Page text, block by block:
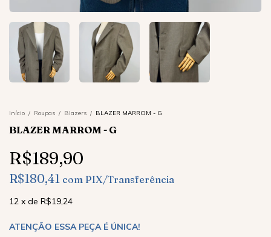
Início / Roupas / Blazers / BLAZER MARROM - G
BLAZER MARROM - G
R$189,90
R$180,41 com PIX/Transferência
12 x de R$19,24
ATENÇÃO ESSA PEÇA É ÚNICA!